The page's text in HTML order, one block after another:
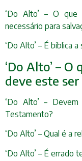
‘Do Alto’ – O que
necessário para
‘Do Alto’ – É bíblica
‘Do Alto’ –
deve este
‘Do Alto’ –
Testamento?
‘Do Alto’ – Qual é a
‘Do Alto’ – É errado